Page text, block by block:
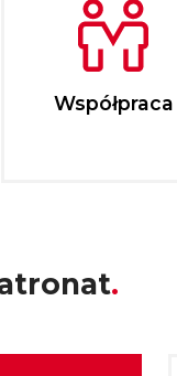
Współpraca